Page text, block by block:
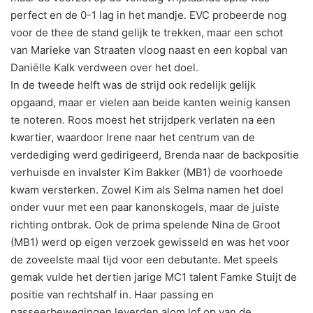
perfect en de 0-1 lag in het mandje. EVC probeerde nog
voor de thee de stand gelijk te trekken, maar een schot
van Marieke van Straaten vloog naast en een kopbal van
Daniёlle Kalk verdween over het doel.
In de tweede helft was de strijd ook redelijk gelijk
opgaand, maar er vielen aan beide kanten weinig kansen
te noteren. Roos moest het strijdperk verlaten na een
kwartier, waardoor Irene naar het centrum van de
verdediging werd gedirigeerd, Brenda naar de backpositie
verhuisde en invalster Kim Bakker (MB1) de voorhoede
kwam versterken. Zowel Kim als Selma namen het doel
onder vuur met een paar kanonskogels, maar de juiste
richting ontbrak. Ook de prima spelende Nina de Groot
(MB1) werd op eigen verzoek gewisseld en was het voor
de zoveelste maal tijd voor een debutante. Met speels
gemak vulde het dertien jarige MC1 talent Famke Stuijt de
positie van rechtshalf in. Haar passing en